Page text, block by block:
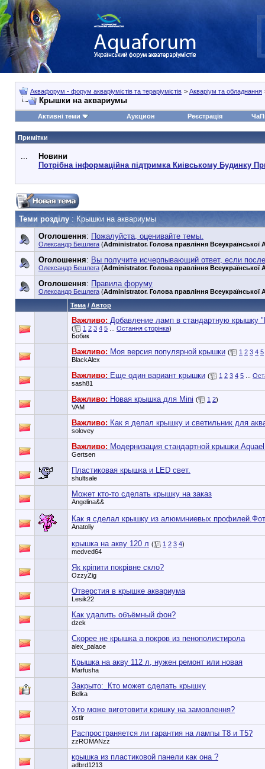
Аквафорум - форум акваріумістів та тераріумістів > Акваріум та обладнання
Крышки на аквариумы
Активні теми Аукцион Реєстрація
Примітки
...
Новини
Потрібна інформаційна підтримка Киівському Будинку
Теми розділу : Крышки на аквариумы
Оголошення: Пожалуйста, оценивайте темы.
Олександр Бешлега (Administrator. Голова правління Всеукраїнської
Оголошення: Вы получите исчерпывающий ответ, если
Олександр Бешлега (Administrator. Голова правління Всеукраїнської
Оголошення: Правила форуму
Олександр Бешлега (Administrator. Голова правління Всеукраїнської
Тема / Автор
Важливо: Добавление ламп в стандартную крышку
( 1 2 3 4 5 Остання сторінка)
Бобик
Важливо: Моя версия популярной крышки ( 1 2 3 4 5
BlackAlex
Важливо: Еще один вариант крышки ( 1 2 3 4 5
sash81
Важливо: Новая крышка для Mini ( 1 2)
VAM
Важливо: Как я делал крышку и светильник для
solovey
Важливо: Модернизация стандартной крышки
Gertsen
Пластиковая крышка и LED свет.
shultsale
Может кто-то сделать крышку на заказ
Angelina&&
Как я сделал крышку из алюминиевых
Anatoliy
крышка на акву 120 л ( 1 2 3 4)
medved64
Як кріпити покрівне скло?
OzzyZig
Отверстия в крышке аквариума
Lesik22
Как удалить объёмный фон?
dzek
Скорее не крышка а покров из пенополистирола
alex_palace
Крышка на акву 112 л, нужен ремонт или новая
Marfusha
Закрыто:_ Кто может сделать крышку
Belka
Хто може виготовити кришку на замовлення?
ostir
Распространяется ли гарантия на лампы Т8 и Т5?
zzROMANzz
крышка из пластиковой панели как она ?
adbrd1213